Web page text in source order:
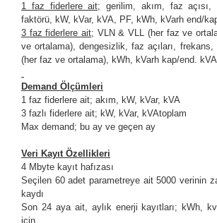
1 faz fiderlere ait; gerilim, akım, faz
faktörü, kW, kVar, kVA, PF, kWh, kVarh end/
3 faz fiderlere ait; VLN & VLL (her faz ve
ve ortalama), dengesizlik, faz açıları,
(her faz ve ortalama), kWh, kVarh kap/end.
Demand Ölçümleri
1 faz fiderlere ait; akım, kW, kVar, kVA
3 fazlı fiderlere ait; kW, kVar, kVAtoplam
Max demand; bu ay ve geçen ay
Veri Kayıt Özellikleri
4 Mbyte kayıt hafızası
Seçilen 60 adet parametreye ait 5000 verinin
kaydı
Son 24 aya ait, aylık enerji kayıtları; kWh,
için